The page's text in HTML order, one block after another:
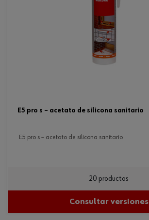
e5 pro s – acetato de silicona sanitario
e5 pro s – acetato de silicona sanitario
20 productos
Consultar versiones